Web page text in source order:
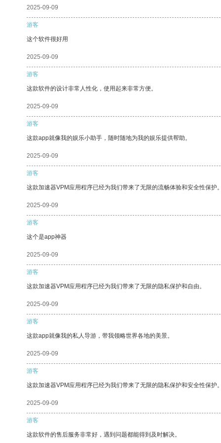
2025-09-09
游客
这个软件很好用
2025-09-09
游客
这款软件的设计非常人性化，使用起来非常方便。
2025-09-09
游客
这款app就像我的娱乐小助手，随时随地为我的娱乐提供帮助。
2025-09-09
游客
这款加速器VPM应用程序已经为我们带来了无限的流畅体验和安全性保护
2025-09-09
游客
这个是app神器
2025-09-09
游客
这款加速器VPM应用程序已经为我们带来了无限的隐私保护和自由。
2025-09-09
游客
这款app就像我的私人导游，带我领略世界各地的美景。
2025-09-09
游客
这款加速器VPM应用程序已经为我们带来了无限的隐私保护和安全性保护
2025-09-09
游客
这款软件的售后服务非常好，遇到问题都能得到及时解决。